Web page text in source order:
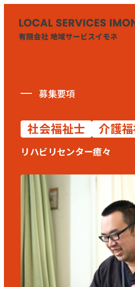
訪問看護リハビリステ
リハビリセンター癒々
福祉用具プランナー癒々
教育事業
姫路中央こども園
姫路中央保育園
募集要項
社会福祉士 介護
リハビリセンター癒々